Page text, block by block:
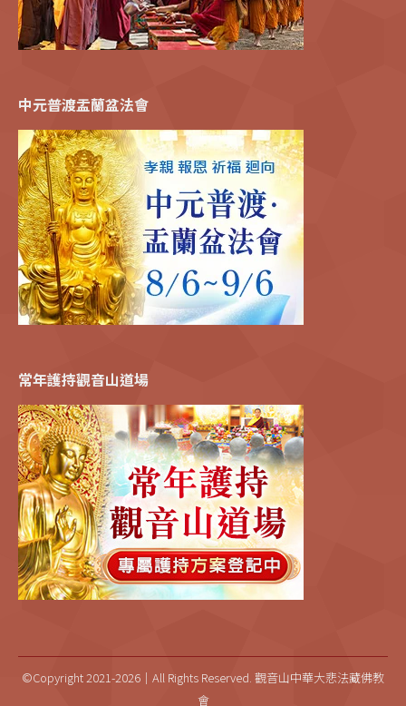
中元普渡盂蘭盆法會
常年護持觀音山道場
©Copyright 2021-2026｜All Rights Reserved. 觀音山中華大悲法藏佛教
會